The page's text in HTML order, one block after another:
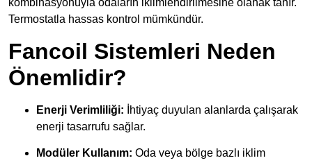
kombinasyonuyla odaların iklimlendirilmesine olanak tanır.
Termostatla hassas kontrol mümkündür.
Fancoil Sistemleri Neden
Önemlidir?
Enerji Verimliliği: İhtiyaç duyulan alanlarda çalışarak
enerji tasarrufu sağlar.
Modüler Kullanım: Oda veya bölge bazlı iklim